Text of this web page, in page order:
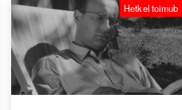
Hetkel toimub